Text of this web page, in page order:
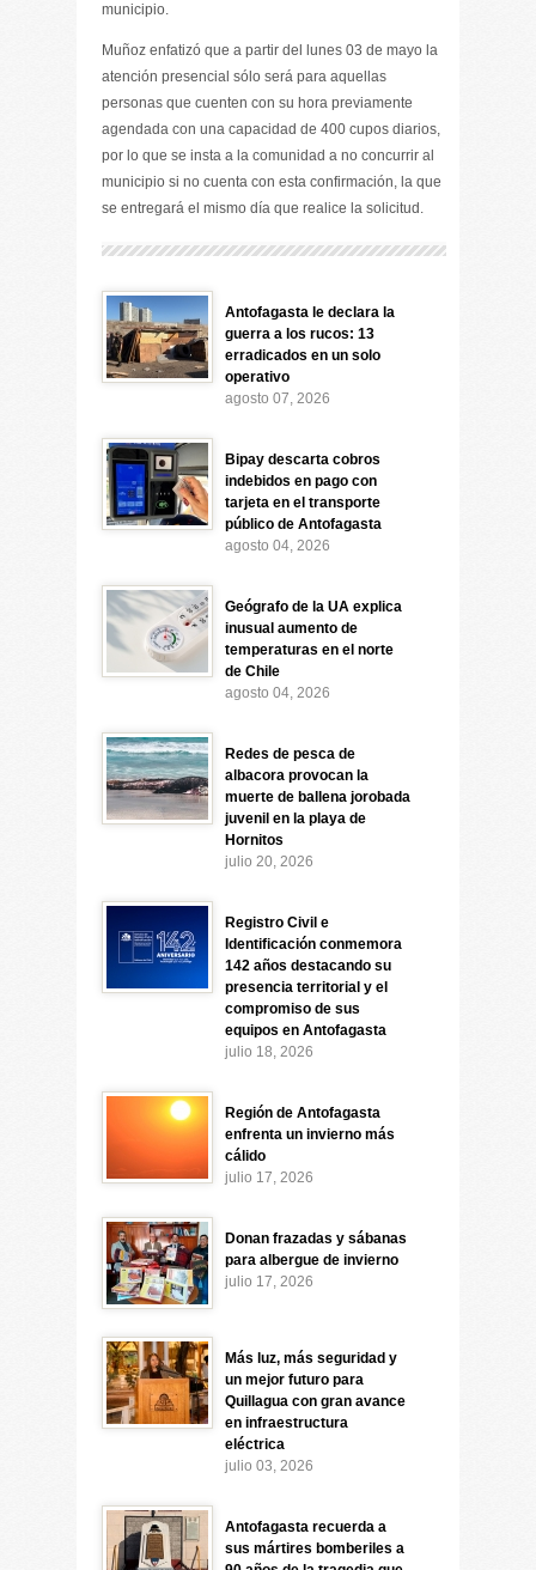
municipio.
Muñoz enfatizó que a partir del lunes 03 de mayo la
atención presencial sólo será para aquellas
personas que cuenten con su hora previamente
agendada con una capacidad de 400 cupos diarios,
por lo que se insta a la comunidad a no concurrir al
municipio si no cuenta con esta confirmación, la que
se entregará el mismo día que realice la solicitud.
Antofagasta le declara la
guerra a los rucos: 13
erradicados en un solo
operativo
agosto 07, 2026
Bipay descarta cobros
indebidos en pago con
tarjeta en el transporte
público de Antofagasta
agosto 04, 2026
Geógrafo de la UA explica
inusual aumento de
temperaturas en el norte
de Chile
agosto 04, 2026
Redes de pesca de
albacora provocan la
muerte de ballena jorobada
juvenil en la playa de
Hornitos
julio 20, 2026
Registro Civil e
Identificación conmemora
142 años destacando su
presencia territorial y el
compromiso de sus
equipos en Antofagasta
julio 18, 2026
Región de Antofagasta
enfrenta un invierno más
cálido
julio 17, 2026
Donan frazadas y sábanas
para albergue de invierno
julio 17, 2026
Más luz, más seguridad y
un mejor futuro para
Quillagua con gran avance
en infraestructura
eléctrica
julio 03, 2026
Antofagasta recuerda a
sus mártires bomberiles a